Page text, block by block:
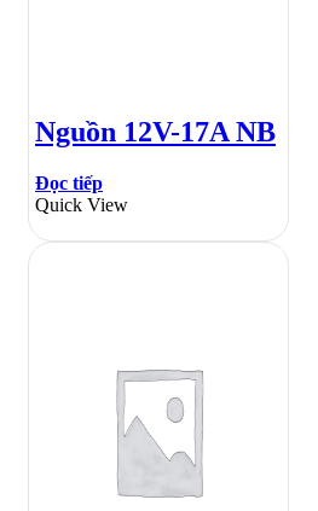
Nguồn 12V-17A NB
Đọc tiếp
Quick View